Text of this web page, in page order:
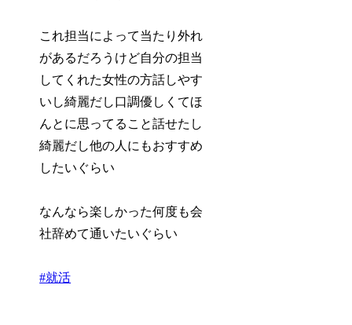
これ担当によって当たり外れ
があるだろうけど自分の担当
してくれた女性の方話しやす
いし綺麗だし口調優しくてほ
んとに思ってること話せたし
綺麗だし他の人にもおすすめ
したいぐらい
なんなら楽しかった何度も会
社辞めて通いたいぐらい
#就活